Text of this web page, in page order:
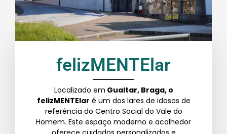
felizMENTElar
Localizado em Gualtar, Braga, o
felizMENTElar é um dos lares de idosos de
referência do Centro Social do Vale do
Homem. Este espaço moderno e acolhedor